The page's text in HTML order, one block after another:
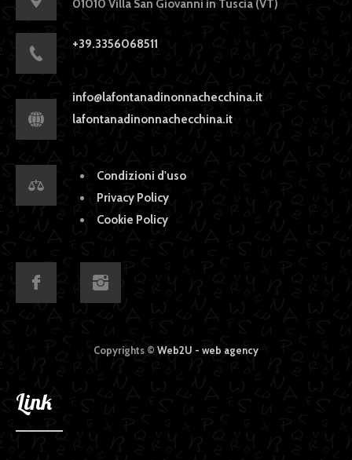
01010 Villa San Giovanni in Tuscia (VT)
+39.3356068511
info@lafontanadinonnachecchina.it
lafontanadinonnachecchina.it
Condizioni d'uso
Privacy Policy
Cookie Policy
Copyrights © Web2U - web agency
Link